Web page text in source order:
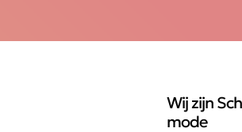
Wij zijn
mode